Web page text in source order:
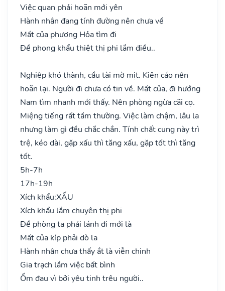
Việc quan phải hoãn mới yên
Hành nhân đang tính đường nên chưa về
Mất của phương Hỏa tìm đi
Đề phong khẩu thiệt thị phi lắm điều..
Nghiệp khó thành, cầu tài mờ mịt. Kiện cáo nên
hoãn lại. Người đi chưa có tin về. Mất của, đi hướng
Nam tìm nhanh mới thấy. Nên phòng ngừa cãi cọ.
Miệng tiếng rất tầm thường. Việc làm chậm, lâu la
nhưng làm gì đều chắc chắn. Tính chất cung này trì
trệ, kéo dài, gặp xấu thì tăng xấu, gặp tốt thì tăng
tốt.
5h-7h
17h-19h
Xích khẩu:XẤU
Xích khẩu lắm chuyên thị phi
Đề phòng ta phải lánh đi mới là
Mất của kíp phải dò la
Hành nhân chưa thấy ắt là viễn chinh
Gia trạch lắm việc bất bình
Ốm đau vì bởi yêu tinh trêu người..